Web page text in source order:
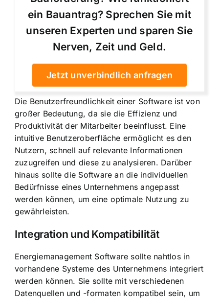
ein Bauantrag? Sprechen Sie mit
unseren Experten und sparen Sie
Nerven, Zeit und Geld.
Jetzt unverbindlich anfragen
Die Benutzerfreundlichkeit einer Software ist von
großer Bedeutung, da sie die Effizienz und
Produktivität der Mitarbeiter beeinflusst. Eine
intuitive Benutzeroberfläche ermöglicht es den
Nutzern, schnell auf relevante Informationen
zuzugreifen und diese zu analysieren. Darüber
hinaus sollte die Software an die individuellen
Bedürfnisse eines Unternehmens angepasst
werden können, um eine optimale Nutzung zu
gewährleisten.
Integration und Kompatibilität
Energiemanagement Software sollte nahtlos in
vorhandene Systeme des Unternehmens integriert
werden können. Sie sollte mit verschiedenen
Datenquellen und -formaten kompatibel sein, um